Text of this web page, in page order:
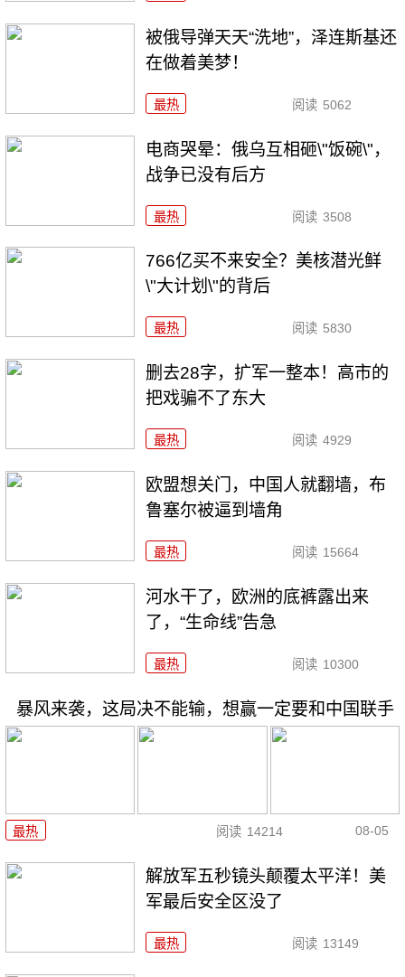
被俄导弹天天“洗地”，泽连斯基还
在做着美梦！
最热 阅读 5062
电商哭晕：俄乌互相砸\"饭碗\"，
战争已没有后方
最热 阅读 3508
766亿买不来安全？美核潜光鲜
\"大计划\"的背后
最热 阅读 5830
删去28字，扩军一整本！高市的
把戏骗不了东大
最热 阅读 4929
欧盟想关门，中国人就翻墙，布
鲁塞尔被逼到墙角
最热 阅读 15664
河水干了，欧洲的底裤露出来
了，“生命线”告急
最热 阅读 10300
暴风来袭，这局决不能输，想赢一定要和中国联手
最热 阅读 14214 08-05
解放军五秒镜头颠覆太平洋！美
军最后安全区没了
最热 阅读 13149